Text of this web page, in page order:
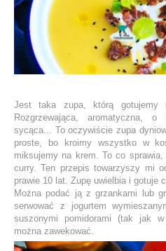
Jest taka zupa, którą gotujemy
Rozgrzewająca, aromatyczna, o
sycąca... To oczywiście zupa
proste, bo kroimy wszystko w
miksujemy na krem. To co
curry. Ten przepis towarzyszy mi
prawie 10 lat. Zupę uwielbia i gotuje
Można podać ją z grzankami lub
serwować z jogurtem
suszonymi pomidorami (tak jak w
można zawekować.